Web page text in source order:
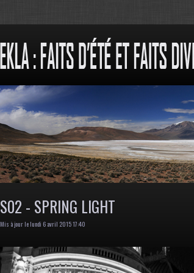
S02 - SPRING LIGHT
Mis à jour le lundi 6 avril 2015 17:40